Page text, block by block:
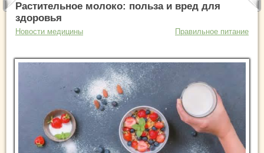
Растительное молоко: польза и вред для
здоровья
Новости медицины Правильное питание